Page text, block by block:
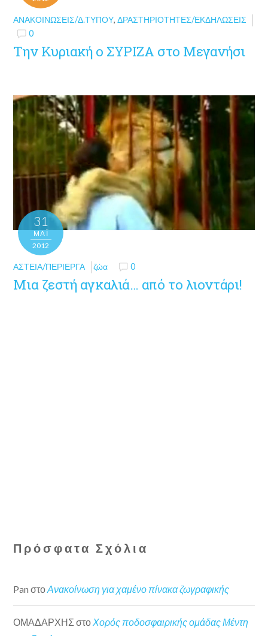
ΑΝΑΚΟΙΝΏΣΕΙΣ/Δ.ΤΎΠΟΥ,ΔΡΑΣΤΗΡΙΌΤΗΤΕΣ/ΕΚΔΗΛΏΣΕΙΣ
0
Την Κυριακή ο ΣΥΡΙΖΑ στο Μεγανήσι
31
ΜΑΪ́
2012
ΑΣΤΕΊΑ/ΠΕΡΊΕΡΓΑ ζώα 0
Μια ζεστή αγκαλιά… από το λιοντάρι!
Πρόσφατα Σχόλια
Pan στοΑνακοίνωση για χαμένο πίνακα ζωγραφικής
ΟΜΑΔΑΡΧΗΣ στοΧορός ποδοσφαιρικής ομάδας Μέντη